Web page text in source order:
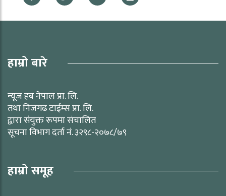
हाम्रो बारे
न्यूज हब नेपाल प्रा. लि.
तथा निजगढ टाईम्स प्रा. लि.
द्वारा संयुक्त रूपमा संचालित
सूचना विभाग दर्ता नं. ३२९८-२०७८/७९
हाम्रो समूह